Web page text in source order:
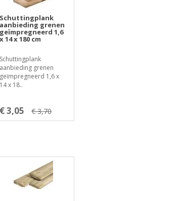
Schuttingplank
aanbieding grenen
geïmpregneerd 1,6
x 14 x 180 cm
Schuttingplank
aanbieding grenen
geïmpregneerd 1,6 x
14 x 18..
€ 3,05 € 3,70